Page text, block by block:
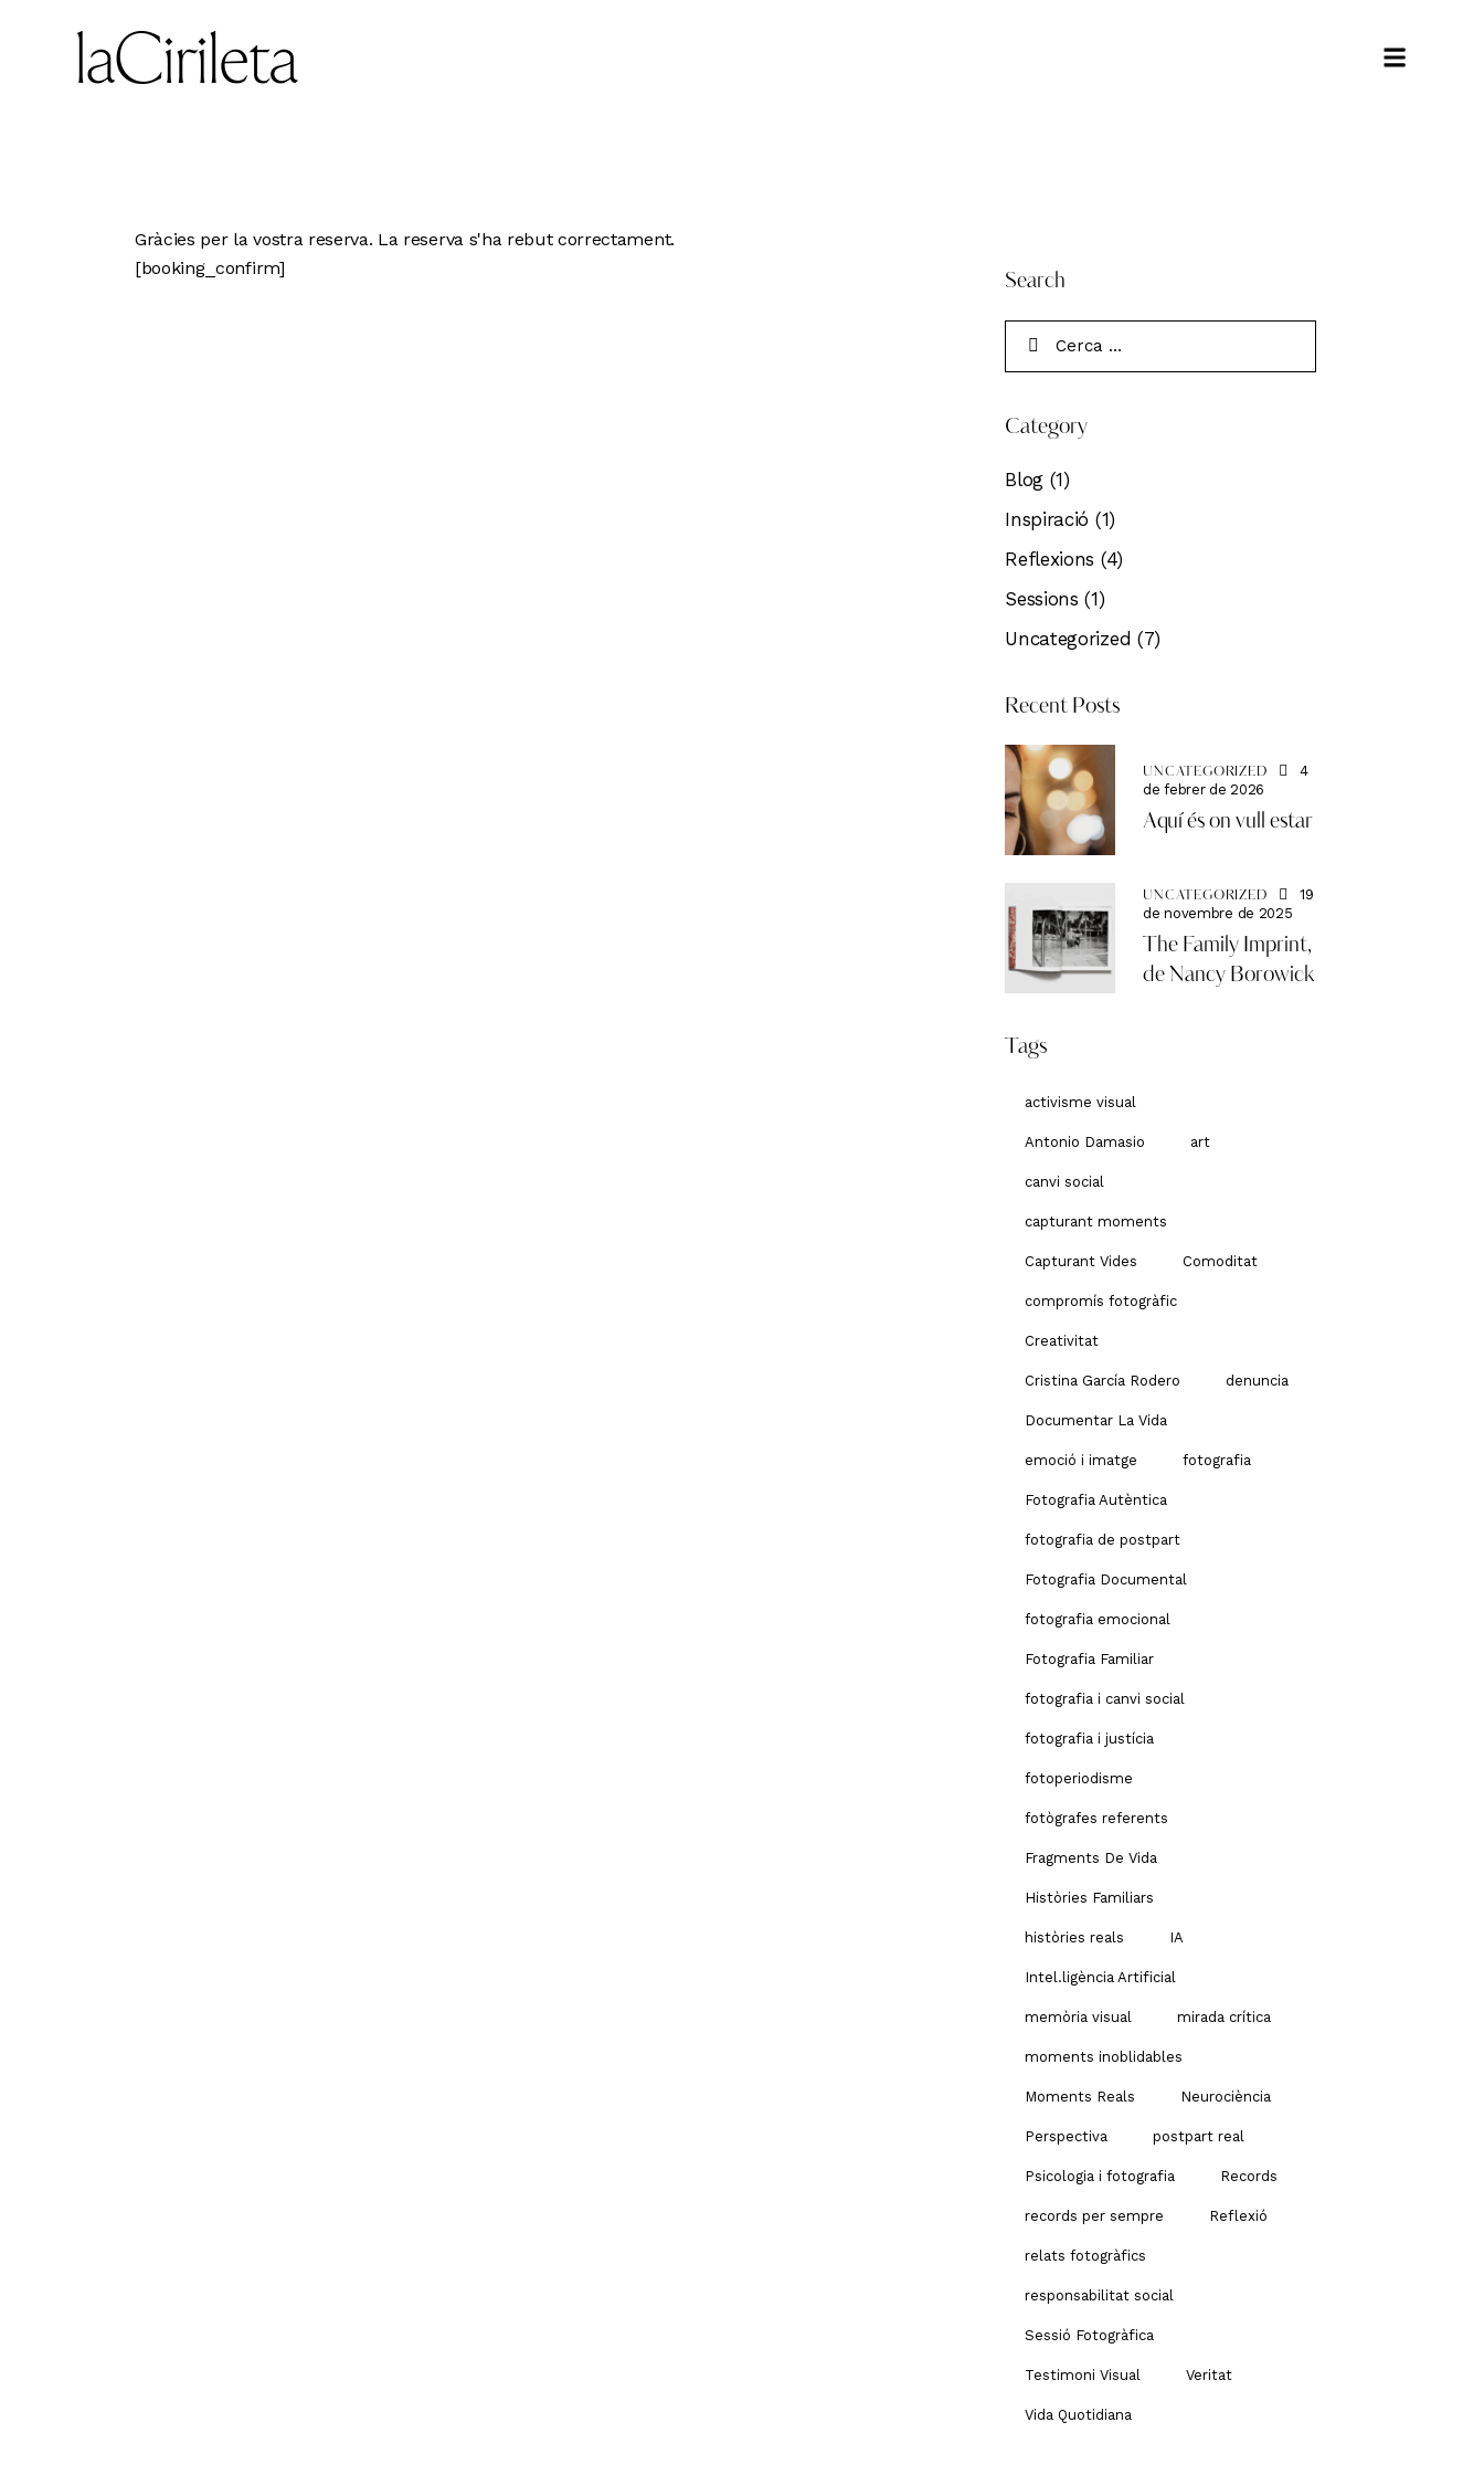
Gràcies per la vostra reserva. La reserva s'ha rebut correctament.
[booking_confirm]
Search
Category
Blog (1)
Inspiració (1)
Reflexions (4)
Sessions (1)
Uncategorized (7)
Recent Posts
UNCATEGORIZED
4
de febrer de 2026
Aquí és on vull estar
UNCATEGORIZED
19
de novembre de 2025
The Family Imprint,
de Nancy Borowick
Tags
activisme visual
Antonio Damasio art
canvi social
capturant moments
Capturant Vides Comoditat
compromís fotogràfic
Creativitat
Cristina García Rodero denuncia
Documentar La Vida
emoció i imatge fotografia
Fotografia Autèntica
fotografia de postpart
Fotografia Documental
fotografia emocional
Fotografia Familiar
fotografia i canvi social
fotografia i justícia
fotoperiodisme
fotògrafes referents
Fragments De Vida
Històries Familiars
històries reals IA
Intel.ligència Artificial
memòria visual mirada crítica
moments inoblidables
Moments Reals Neurociència
Perspectiva postpart real
Psicologia i fotografia Records
records per sempre Reflexió
relats fotogràfics
responsabilitat social
Sessió Fotogràfica
Testimoni Visual Veritat
Vida Quotidiana